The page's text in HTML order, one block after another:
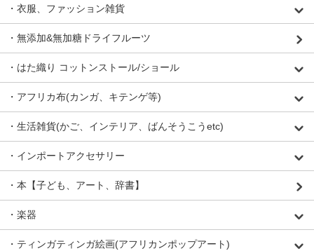
・衣服、ファッション雑貨
・無添加&無加糖ドライフルーツ
・はた織り コットンストール/ショール
・アフリカ布(カンガ、キテンゲ等)
・生活雑貨(かご、インテリア、ばんそうこうetc)
・インポートアクセサリー
・本【子ども、アート、辞書】
・楽器
・ティンガティンガ絵画(アフリカンポップアート)